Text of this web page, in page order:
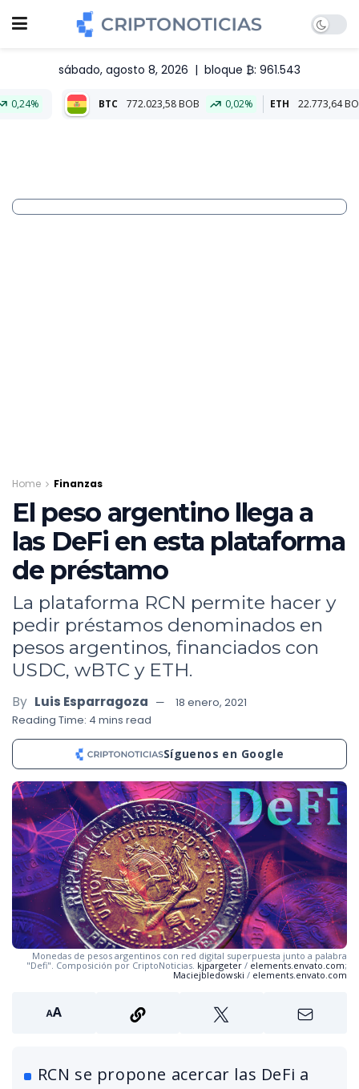
sábado, agosto 8, 2026 | bloque ₿: 961.543
BTC 772.023,58 BOB 0,02% ETH 22.773,64 BOB -0,13%
Home Finanzas
El peso argentino llega a
las DeFi en esta plataforma
de préstamo
La plataforma RCN permite hacer y
pedir préstamos denominados en
pesos argentinos, financiados con
USDC, wBTC y ETH.
By Luis Esparragoza
18 enero, 2021
Reading Time: 4 mins read
Síguenos en Google
Monedas de pesos argentinos con red digital superpuesta junto a palabra
"Defi". Composición por CriptoNoticias. kjpargeter / elements.envato.com;
Maciejbledowski / elements.envato.com
RCN se propone acercar las DeFi a